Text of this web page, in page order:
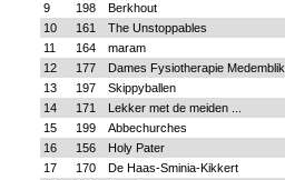
9
198 Berkhout
10
161 The Unstoppables
11
164 maram
12
177 Dames Fysiotherapie Medemblik
13
197 Skippyballen
14
171 Lekker met de meiden ...
15
199 Abbechurches
16
156 Holy Pater
17
170 De Haas-Sminia-Kikkert